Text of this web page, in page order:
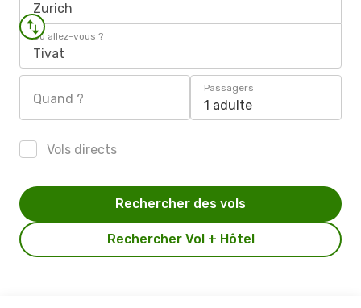
Zurich
Où allez-vous ?
Tivat
Quand ?
Passagers
1 adulte
Vols directs
Rechercher Vol + Hôtel
Rechercher des vols